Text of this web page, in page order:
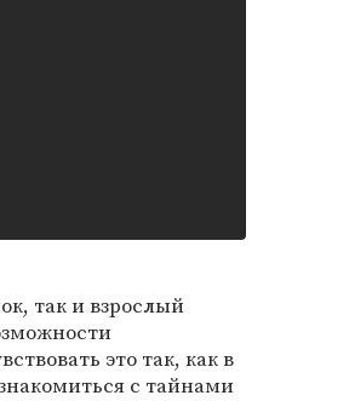
так и взрослый
это так, как в
с тайнами